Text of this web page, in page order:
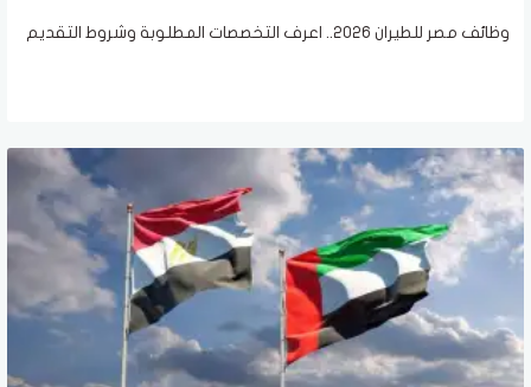
وظائف مصر للطيران 2026.. اعرف التخصصات المطلوبة وشروط التقديم